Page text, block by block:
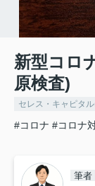
新型コロ
原検査)
セレス・キャピタ
#コロナ #コロナ
筆者